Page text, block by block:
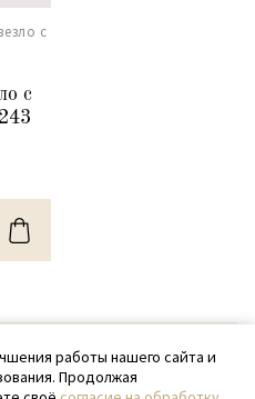
с
с
SamPack
699-97-87
работы нашего сайта и
Продолжая